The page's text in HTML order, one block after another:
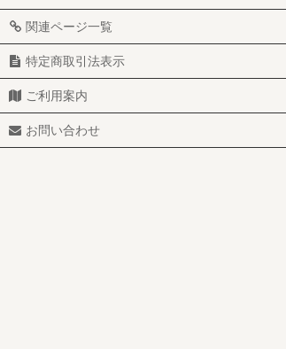
関連ページ一覧
特定商取引法表示
ご利用案内
お問い合わせ